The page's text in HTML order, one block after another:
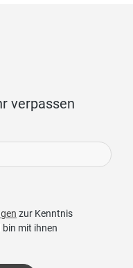
verpassen
zur Kenntnis
bin mit ihnen